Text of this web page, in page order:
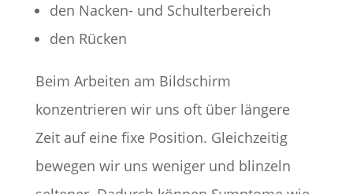
den Nacken- und Schulterbereich
den Rücken
Beim Arbeiten am Bildschirm
konzentrieren wir uns oft über längere
Zeit auf eine fixe Position. Gleichzeitig
bewegen wir uns weniger und blinzeln